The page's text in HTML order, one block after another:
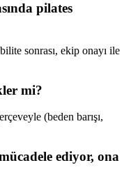
pilates
sonrası, ekip onayı ile
mi?
(beden barışı,
ediyor, ona